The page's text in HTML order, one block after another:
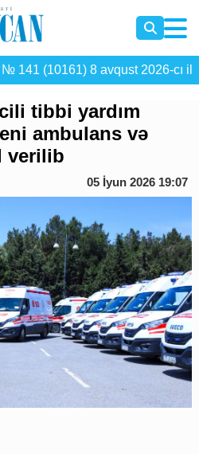
№ 141 (10161) 8 avqust 2026-cı il
tibbi yardım
ambulans və
verilib
05 İyun 2026 19:07